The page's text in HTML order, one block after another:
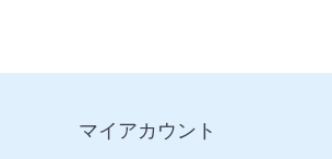
マイアカウント